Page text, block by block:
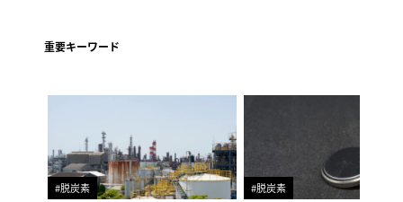
重要キーワード
#脱炭素 #脱炭素